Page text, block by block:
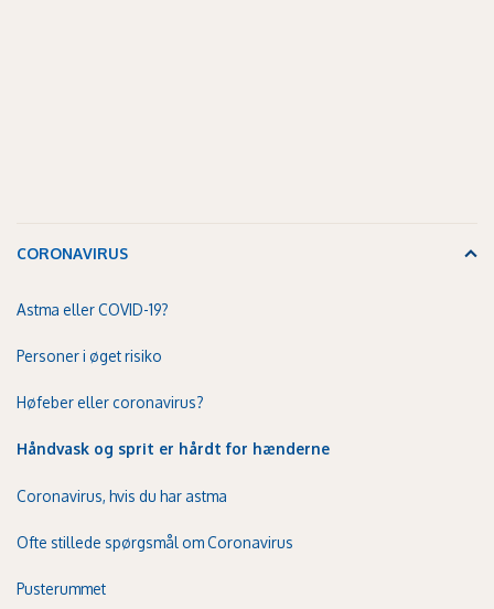
CORONAVIRUS
Astma eller COVID-19?
Personer i øget risiko
Høfeber eller coronavirus?
Håndvask og sprit er hårdt for hænderne
Coronavirus, hvis du har astma
Ofte stillede spørgsmål om Coronavirus
Pusterummet